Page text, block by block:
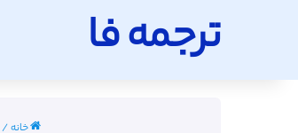
ترجمه فا
خانه/